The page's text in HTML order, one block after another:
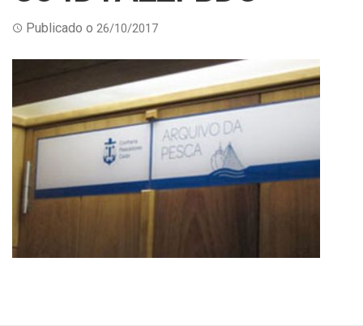
Publicado o 26/10/2017